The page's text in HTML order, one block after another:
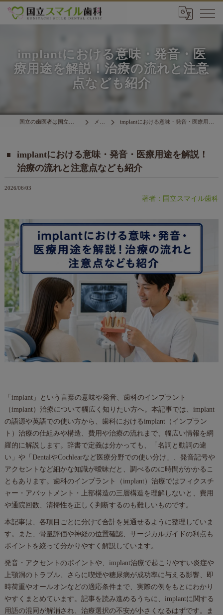
implantにおける意味・発音・医
療用途を解説！治療の流れと注意
点なども紹介
メディア implantにおける意味・発音・医療用途を解説！治療の流れと注意点なども紹介
implantにおける意味・発音・医療用途を解説！
治療の流れと注意点なども紹介
2026/06/03
著者：国立スマイル歯科
「implant」という言葉の意味や発音、歯科のインプラント
（implant）治療について幅広く知りたい方へ。本記事では、implant
の語源や英語での使い方から、歯科におけるimplant（インプラン
ト）治療の仕組みや構造、費用や治療の流れまで、幅広い情報を網
羅的に解説します。辞書で定義は分かっても、「名詞と動詞の違
い」や「DentalやCochlearなど医療分野での使い分け」、発音記号や
アクセントなど細かな知識が曖昧だと、調べるのに時間がかかるこ
ともあります。歯科のインプラント（implant）治療ではフィクスチ
ャー・アバットメント・上部構造の三層構造を理解しないと、費用
や通院回数、清掃性を正しく判断するのも難しいものです。
本記事は、各項目ごとに分けて合計を見通せるように整理していま
す。また、骨量評価や神経の位置確認、サージカルガイドの利点も
ポイントを絞って分かりやすく解説しています。
発音・アクセントのポイントや、implant治療で起こりやすい炎症や
上顎洞のトラブル、さらに喫煙や糖尿病が成功率に与える影響、即
時荷重やオールオンなどの適応条件まで、実際の例をもとにわかり
やすくまとめています。記事を読み進めるうちに、implantに関する
用語の混同が解消され、治療選択の不安が小さくなるはずです。ま